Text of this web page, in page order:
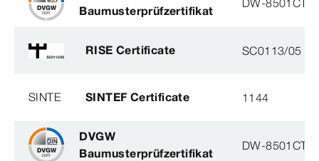
Baumusterprüfzertifikat
RISE Certificate SC0113/05
SINTE SINTEF Certificate 1144
DVGW
Baumusterprüfzertifikat
DW-